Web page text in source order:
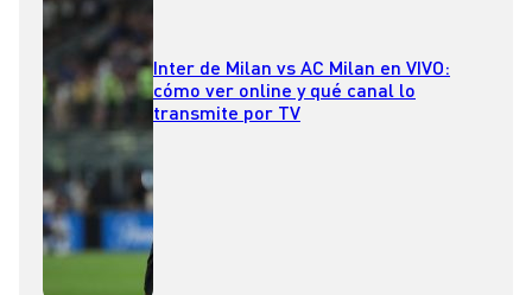
Inter de Milan vs AC Milan en VIVO:
cómo ver online y qué canal lo
transmite por TV